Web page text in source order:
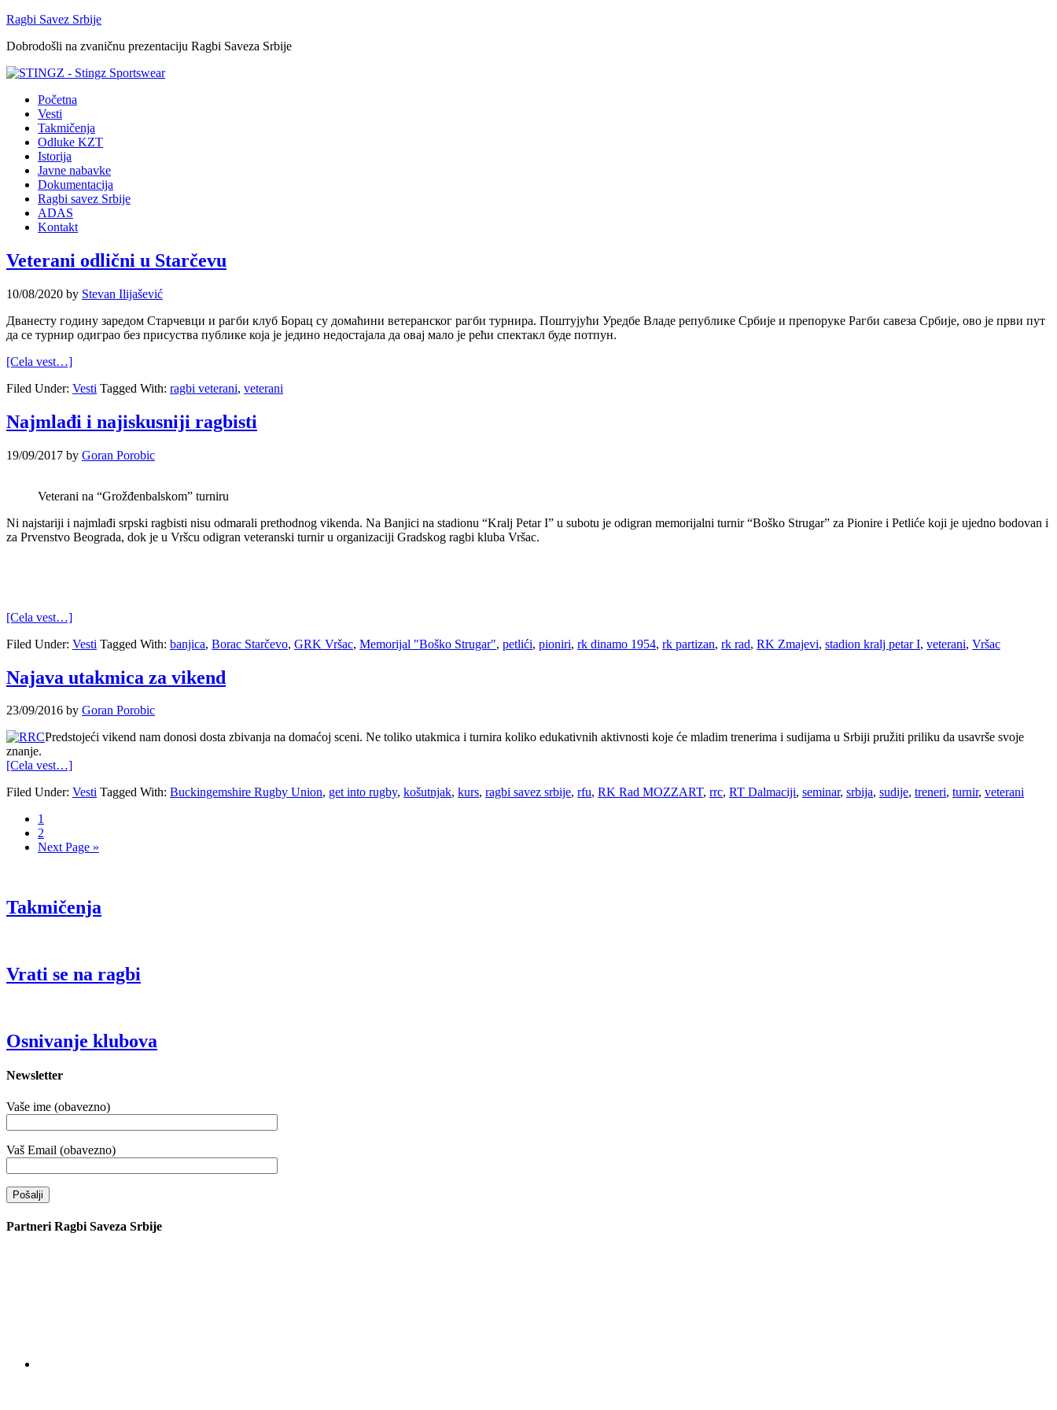
Ragbi Savez Srbije
Dobrodošli na zvaničnu prezentaciju Ragbi Saveza Srbije
Početna
Vesti
Takmičenja
Odluke KZT
Istorija
Javne nabavke
Dokumentacija
Ragbi savez Srbije
ADAS
Kontakt
Veterani odlični u Starčevu
10/08/2020 by Stevan Ilijašević
Дванесту годину заредом Старчевци и рагби клуб Борац су домаћини ветеранског рагби турнира. Поштујући Уредбе Владе републике Србије и препоруке Рагби савеза Србије, ово је први пут
да се турнир одиграо без присуства публике која је једино недостајала да овај мало је рећи спектакл буде потпун.
[Cela vest…]
Filed Under: Vesti Tagged With: ragbi veterani, veterani
Najmlađi i najiskusniji ragbisti
19/09/2017 by Goran Porobic
Veterani na “Grožđenbalskom” turniru
Ni najstariji i najmlađi srpski ragbisti nisu odmarali prethodnog vikenda. Na Banjici na stadionu “Kralj Petar I” u subotu je odigran memorijalni turnir “Boško Strugar” za Pionire i Petliće koji je ujedno bodovan i
za Prvenstvo Beograda, dok je u Vršcu odigran veteranski turnir u organizaciji Gradskog ragbi kluba Vršac.
[Cela vest…]
Filed Under: Vesti Tagged With: banjica, Borac Starčevo, GRK Vršac, Memorijal "Boško Strugar", petlići, pioniri, rk dinamo 1954, rk partizan, rk rad, RK Zmajevi, stadion kralj petar I, veterani, Vršac
Najava utakmica za vikend
23/09/2016 by Goran Porobic
Predstojeći vikend nam donosi dosta zbivanja na domaćoj sceni. Ne toliko utakmica i turnira koliko edukativnih aktivnosti koje će mladim trenerima i sudijama u Srbiji pružiti priliku da usavrše svoje
znanje.
[Cela vest…]
Filed Under: Vesti Tagged With: Buckingemshire Rugby Union, get into rugby, košutnjak, kurs, ragbi savez srbije, rfu, RK Rad MOZZART, rrc, RT Dalmaciji, seminar, srbija, sudije, treneri, turnir, veterani
1
2
Next Page »
Takmičenja
Vrati se na ragbi
Osnivanje klubova
Newsletter
Vaše ime (obavezno)
Vaš Email (obavezno)
Partneri Ragbi Saveza Srbije